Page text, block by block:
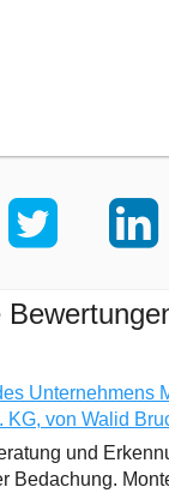
Unternehmens
KG, von Walid
und
Bedachung.